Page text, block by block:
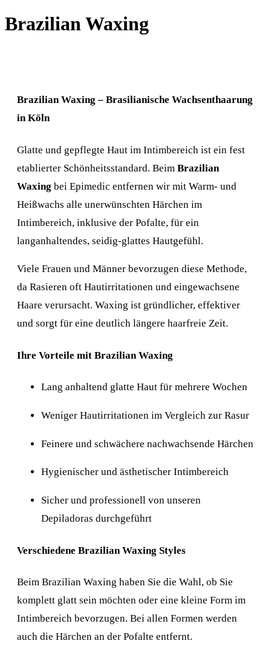
Brazilian Waxing
Brazilian Waxing – Brasilianische Wachsenthaarung
in Köln
Glatte und gepflegte Haut im Intimbereich ist ein fest
etablierter Schönheitsstandard. Beim Brazilian
Waxing bei Epimedic entfernen wir mit Warm- und
Heißwachs alle unerwünschten Härchen im
Intimbereich, inklusive der Pofalte, für ein
langanhaltendes, seidig-glattes Hautgefühl.
Viele Frauen und Männer bevorzugen diese Methode,
da Rasieren oft Hautirritationen und eingewachsene
Haare verursacht. Waxing ist gründlicher, effektiver
und sorgt für eine deutlich längere haarfreie Zeit.
Ihre Vorteile mit Brazilian Waxing
Lang anhaltend glatte Haut für mehrere Wochen
Weniger Hautirritationen im Vergleich zur Rasur
Feinere und schwächere nachwachsende Härchen
Hygienischer und ästhetischer Intimbereich
Sicher und professionell von unseren
Depiladoras durchgeführt
Verschiedene Brazilian Waxing Styles
Beim Brazilian Waxing haben Sie die Wahl, ob Sie
komplett glatt sein möchten oder eine kleine Form im
Intimbereich bevorzugen. Bei allen Formen werden
auch die Härchen an der Pofalte entfernt.